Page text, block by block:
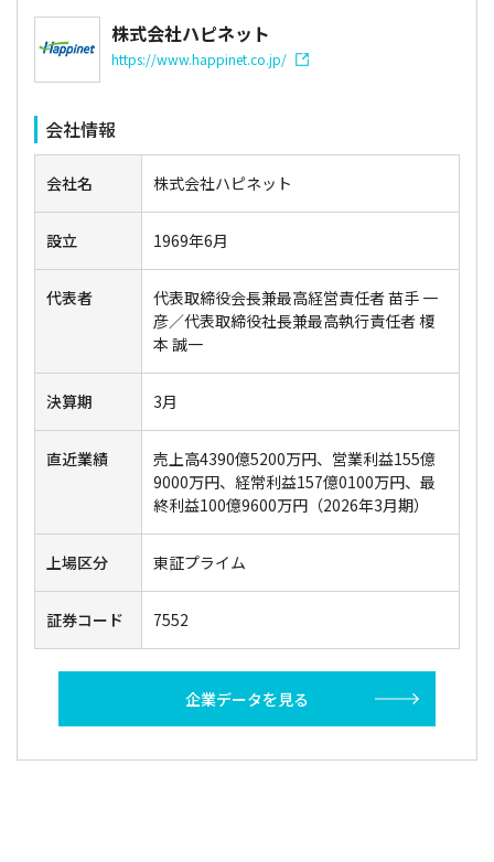
株式会社ハピネット
https://www.happinet.co.jp/
会社情報
会社名 株式会社ハピネット
設立 1969年6月
代表者
代表取締役会長兼最高経営責任者 苗手 一
彦／代表取締役社長兼最高執行責任者 榎
本 誠一
決算期 3月
直近業績
売上高4390億5200万円、営業利益155億
9000万円、経常利益157億0100万円、最
終利益100億9600万円（2026年3月期）
上場区分 東証プライム
証券コード 7552
企業データを見る